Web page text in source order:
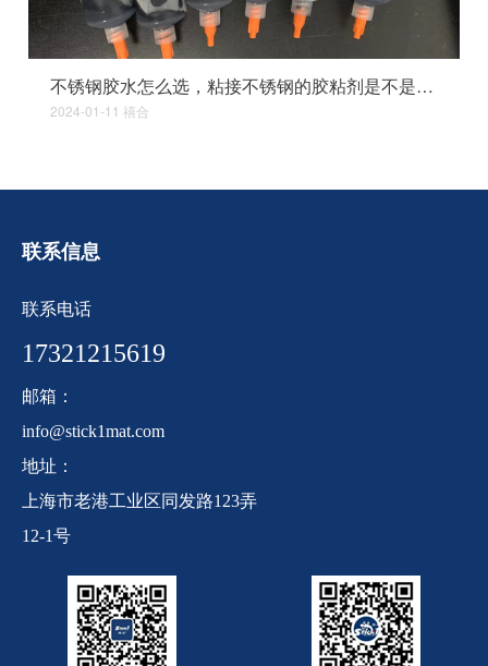
不锈钢胶水怎么选，粘接不锈钢的胶粘剂是不是比较少？
2024-01-11 禧合
联系信息
联系电话
17321215619
邮箱：
info@stick1mat.com
地址：
上海市老港工业区同发路123弄
12-1号